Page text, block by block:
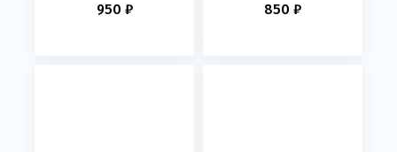
950 ₽ 850 ₽